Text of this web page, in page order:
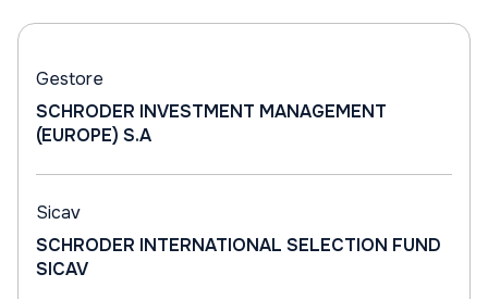
Gestore
SCHRODER INVESTMENT MANAGEMENT
(EUROPE) S.A
Sicav
SCHRODER INTERNATIONAL SELECTION FUND
SICAV